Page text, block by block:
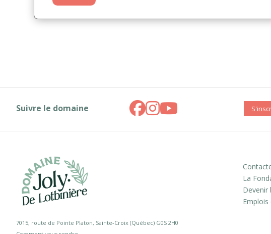
Suivre le domaine
7015, route de Pointe Platon, Sainte-Croix (Québec) G0S 2H0
La
Devenir
Emplois